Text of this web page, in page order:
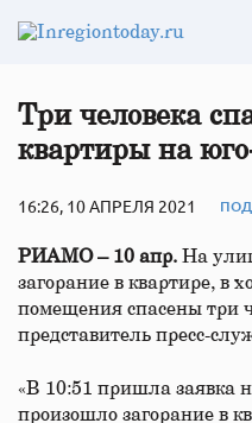
Три человека
квартиры на
16:26, 10 АПРЕЛЯ 2021
РИАМО – 10 апр. На
загорание в квартире, в
помещения спасены три
представитель пресс-
«В 10:51 пришла заявка
произошло загорание в